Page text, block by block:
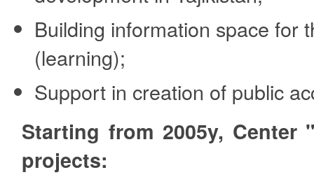
Building information space for
(learning);
Support in creation of public
Starting from 2005y,
projects: